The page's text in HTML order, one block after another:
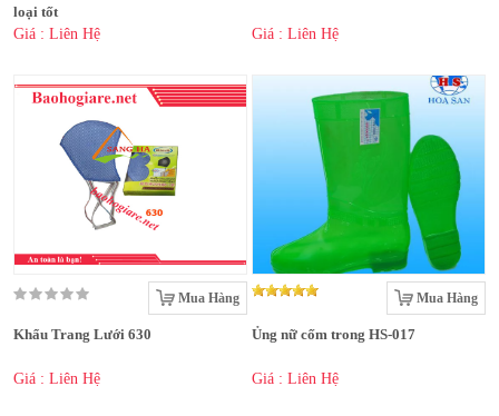
loại tốt
Giá : Liên Hệ
Giá : Liên Hệ
Mua Hàng
Khẩu Trang Lưới 630
Giá : Liên Hệ
Mua Hàng
Ủng nữ cốm trong HS-017
Giá : Liên Hệ